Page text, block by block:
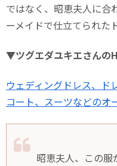
ではなく、昭恵夫人に合
ーメイドで仕立てられた
▼ツグエダユキエさんの
ウェディングドレス、ド
コート、スーツなどのオ
昭恵夫人、この